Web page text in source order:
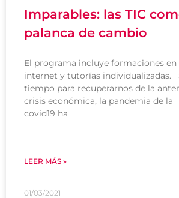
Imparables: las TIC
palanca de cambio
El programa incluye formaciones en
internet y tutorías individualizadas.
tiempo para recuperarnos de la
crisis económica, la pandemia de la
covid19 ha
LEER MÁS »
01/03/2021